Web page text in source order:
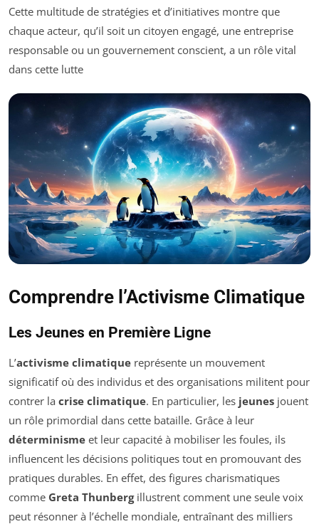
Cette multitude de stratégies et d’initiatives montre que
chaque acteur, qu’il soit un citoyen engagé, une entreprise
responsable ou un gouvernement conscient, a un rôle vital
dans cette lutte
Comprendre l’Activisme Climatique
Les Jeunes en Première Ligne
L’activisme climatique représente un mouvement
significatif où des individus et des organisations militent pour
contrer la crise climatique. En particulier, les jeunes jouent
un rôle primordial dans cette bataille. Grâce à leur
déterminisme et leur capacité à mobiliser les foules, ils
influencent les décisions politiques tout en promouvant des
pratiques durables. En effet, des figures charismatiques
comme Greta Thunbergillustrent comment une seule voix
peut résonner à l’échelle mondiale, entraînant des milliers